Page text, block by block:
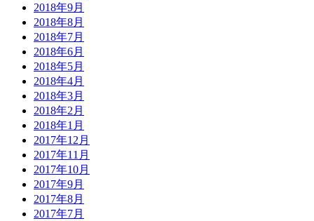
2018年9月
2018年8月
2018年7月
2018年6月
2018年5月
2018年4月
2018年3月
2018年2月
2018年1月
2017年12月
2017年11月
2017年10月
2017年9月
2017年8月
2017年7月